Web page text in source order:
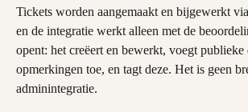
Tickets worden aangemaakt en bijgewerkt
en de integratie werkt alleen met de
opent: het creëert en bewerkt, voegt publieke
opmerkingen toe, en tagt deze. Het is geen
adminintegratie.